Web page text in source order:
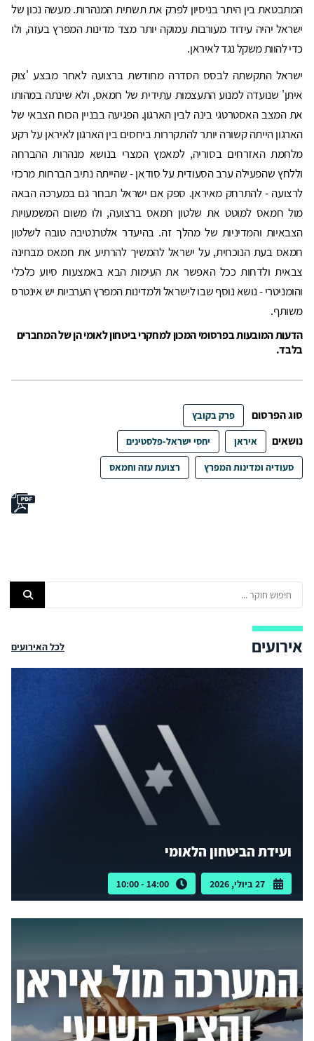
המתבטאת בין היתר בניסיון לפרק את תשתית המנהרות. מעשה נכון של
ישראל יהיה עידוד מעורבות עמוקה יותר מצד מדינות המפרץ בעזה, ולו
כדי להוות משקל נגד לאיראן.
ישראל התקשתה לבסס הסדרה מחודשת ברצועה לאחר מבצע 'צוק
איתן' שנועדה למנוע התעצמות עתידית של חמאס, ולא שינתה במהותו
את המצב האסטרטגי בינה לבין הארגון. הפגיעה בבניין הכוח הצבאי של
הארגון הייתה קשורה יותר להתקררות ביחסים בין הארגון לאיראן על רקע
מלחמת האזרחים בסוריה, למאמץ המצרי בנושא מנהרות ההברחה
וללחץ שהפעילה ערב הסעודית על סודאן - שהייתה נתיב הברחות מרכזי
לרצועה - להתרחק מאיראן. ספק אם ישראל תבחר גם במערכה הבאה
מול חמאס למוטט את שלטון חמאס ברצועה, ולו משום המשמעויות
הצבאיות והמדיניות של מהלך זה. בהיעדר אלטרנטיבה טובה לשלטון
חמאס בעת הנוכחית, על ישראל להמשיך להרתיע את חמאס מבחינה
צבאית ולדחות ככל האפשר את העימות הבא באמצעות סיוע כלכלי
והומניטרי - נושא נוסף שבו לישראל ולמדינות המפרץ הערביות יש אינטרס
משותף.
הדעות המובעות בפרסומי המכון למחקרי ביטחון לאומי הן של המחברים
בלבד.
סוג הפרסום פרק בקובץ
נושאים איראן יחסי ישראל-פלסטינים
סעודיה ומדינות המפרץ רצועת עזה וחמאס
אירועים לכל האירועים
ועידת הביטחון הלאומי
27 ביולי, 2026 14:00 - 10:00